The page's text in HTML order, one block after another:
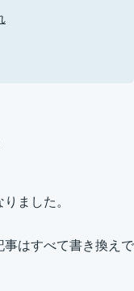
ました。
事はすべて書き換えで